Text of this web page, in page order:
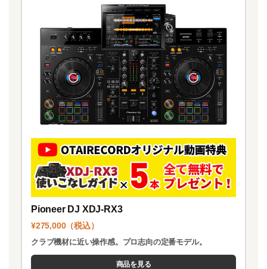
Pioneer DJ XDJ-RX3
¥275,000（税込）
クラブ機材に近い操作感。プロ志向の定番モデル。
商品を見る